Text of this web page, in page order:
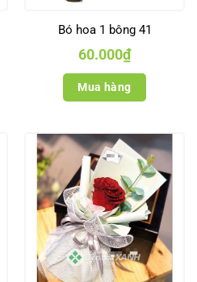
Bó hoa 1 bông 41
60.000₫
Mua hàng